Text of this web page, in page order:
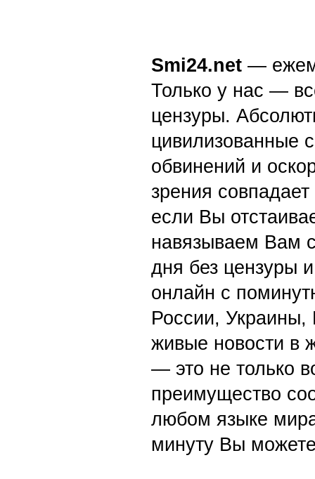
Smi24.net —
Только у нас —
цензуры.
цивилизованные
обвинений и
зрения
если Вы
навязываем Вам
дня без цензуры
онлайн с
России,
живые новости в
— это не только
преимущество
любом языке
минуту Вы